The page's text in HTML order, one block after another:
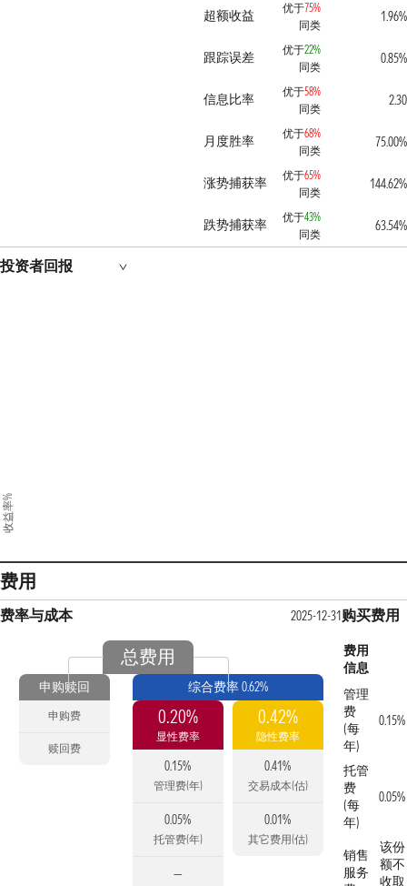
超额收益
优于75%
同类
1.96%
跟踪误差 优于22%
同类
0.85%
信息比率 优于58%
同类
2.30
月度胜率 优于68%
同类
75.00%
涨势捕获率 优于65%
同类
144.62%
跌势捕获率 优于43%
同类
63.54%
投资者回报
收益率%
费用
费率与成本 2025-12-31
总费用
申购赎回
申购费
赎回费
综合费率 0.62%
0.20%
显性费率
0.15%
管理费(年)
0.05%
托管费(年)
—
0.42%
隐性费率
0.41%
交易成本(估)
0.01%
其它费用(估)
购买费用
费用
信息
管理
费
(每
年)
0.15%
托管
费
(每
年)
0.05%
销售
服务
该份
额不
收取